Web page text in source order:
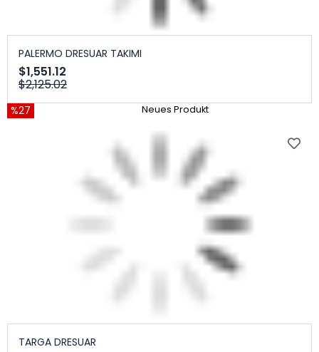
PALERMO DRESUAR TAKIMI
$1,551.12
$2,125.02
%27 Neues Produkt
TARGA DRESUAR